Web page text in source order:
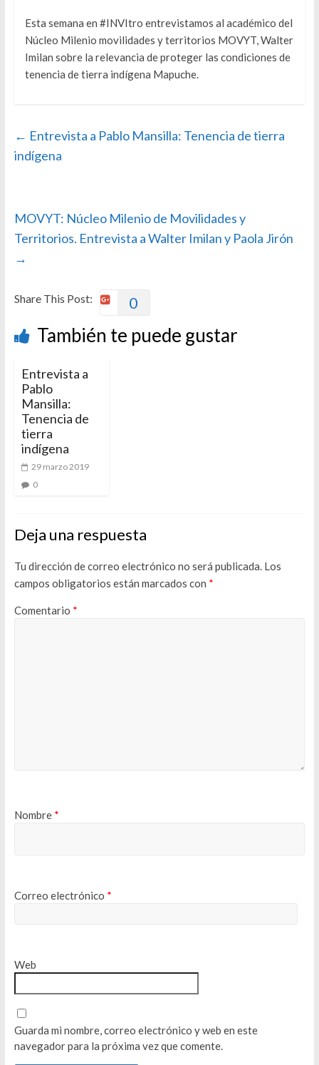
Esta semana en #INVItro entrevistamos al académico del
Núcleo Milenio movilidades y territorios MOVYT, Walter
Imilan sobre la relevancia de proteger las condiciones de
tenencia de tierra indígena Mapuche.
← Entrevista a Pablo Mansilla: Tenencia de tierra
indígena
MOVYT: Núcleo Milenio de Movilidades y
Territorios. Entrevista a Walter Imilan y Paola Jirón
→
Share This Post: 0
También te puede gustar
Entrevista a
Pablo
Mansilla:
Tenencia de
tierra
indígena
29 marzo 2019
0
Deja una respuesta
Tu dirección de correo electrónico no será publicada. Los
campos obligatorios están marcados con *
Comentario *
Nombre *
Correo electrónico *
Web
Guarda mi nombre, correo electrónico y web en este
navegador para la próxima vez que comente.